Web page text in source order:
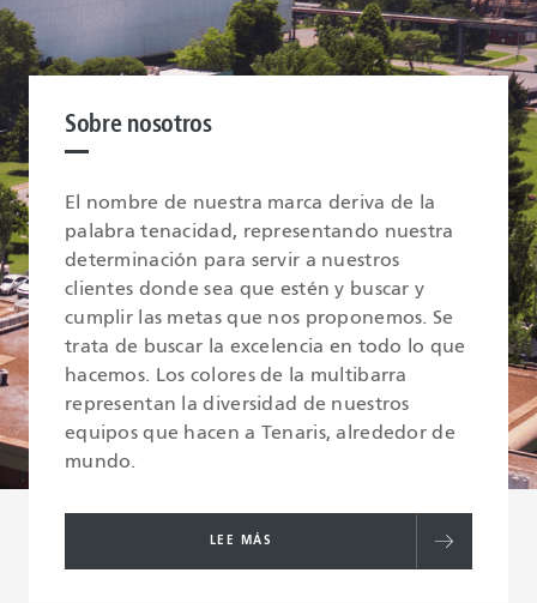
Sobre nosotros
El nombre de nuestra marca deriva de la
palabra tenacidad, representando nuestra
determinación para servir a nuestros
clientes donde sea que estén y buscar y
cumplir las metas que nos proponemos. Se
trata de buscar la excelencia en todo lo que
hacemos. Los colores de la multibarra
representan la diversidad de nuestros
equipos que hacen a Tenaris, alrededor de
mundo.
LEE MÁS